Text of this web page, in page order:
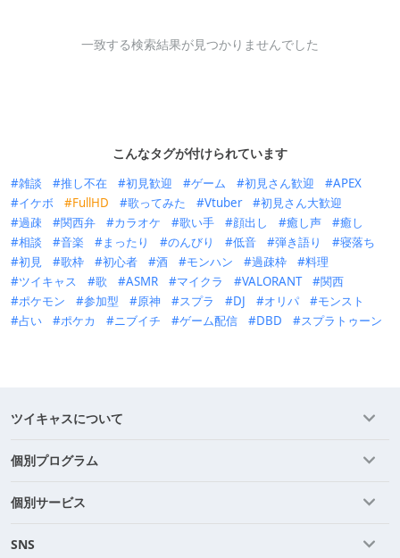
一致する検索結果が見つかりませんでした
こんなタグが付けられています
雑談 推し不在 初見歓迎 ゲーム 初見さん歓迎
APEX
イケボ
FullHD 歌ってみた Vtuber
初見さん大歓迎
過疎
関西弁 カラオケ 歌い手 顔出し 癒し声
癒し
相談
音楽 まったり のんびり 低音 弾き語り
寝落ち
初見
歌枠 初心者 酒 モンハン 過疎枠
料理
ツイキャス
歌 ASMR マイクラ VALORANT
関西
ポケモン
参加型 原神 スプラ DJ オリパ
モンスト
占い
ポケカ ニブイチ ゲーム配信 DBD スプラトゥーン
ツイキャスについて
個別プログラム
個別サービス
SNS